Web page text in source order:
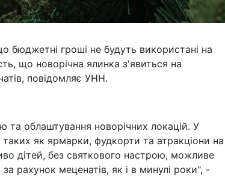
бюджетні гроші не будуть використані на
що новорічна ялинка з'явиться на
повідомляє УНН.
та облаштування новорічних локацій. У
як ярмарки, фудкорти та атракціони на
дітей, без святкового настрою, можливе
рахунок меценатів, як і в минулі роки", -